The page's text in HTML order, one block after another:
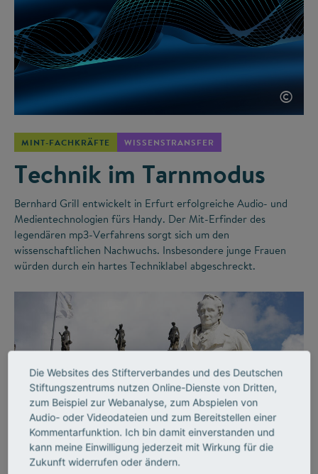
©
MINT-FACHKRÄFTE WISSENSTRANSFER
Technik im Tarnmodus
Bernhard Grill entwickelt in Erfurt erfolgreiche Audio- und
Medientechnologien fürs Handy. Der Mit-Erfinder des
legendären mp3-Verfahrens sorgt sich um den
wissenschaftlichen Nachwuchs. Insbesondere junge Frauen
würden durch ein hartes Techniklabel abgeschreckt.
Die Websites des Stifterverbandes und des Deutschen
Stiftungszentrums nutzen Online-Dienste von Dritten,
zum Beispiel zur Webanalyse, zum Abspielen von
Audio- oder Videodateien und zum Bereitstellen einer
Kommentarfunktion. Ich bin damit einverstanden und
kann meine Einwilligung jederzeit mit Wirkung für die
Zukunft widerrufen oder ändern.